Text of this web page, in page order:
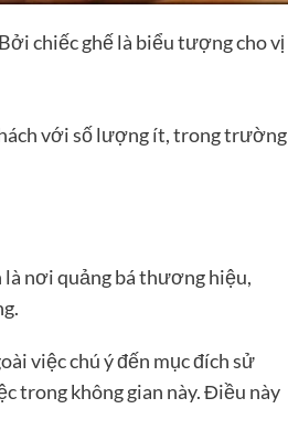
chiếc ghế là biểu tượng cho vị
với số lượng ít, trong trường
là nơi quảng bá thương hiệu,
việc chú ý đến mục đích sử
trong không gian này. Điều này